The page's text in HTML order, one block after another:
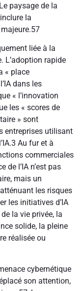
Le paysage de la
la
57
liée à la
L’adoption rapide
« place
dans les
« l’innovation
les « scores de
» sont
entreprises utilisant
3 Au fur et à
commerciales
de l’IA n’est pas
mais un
les risques
les initiatives d’IA
la vie privée, la
solide, la pleine
réalisée ou
cybernétique
son attention,